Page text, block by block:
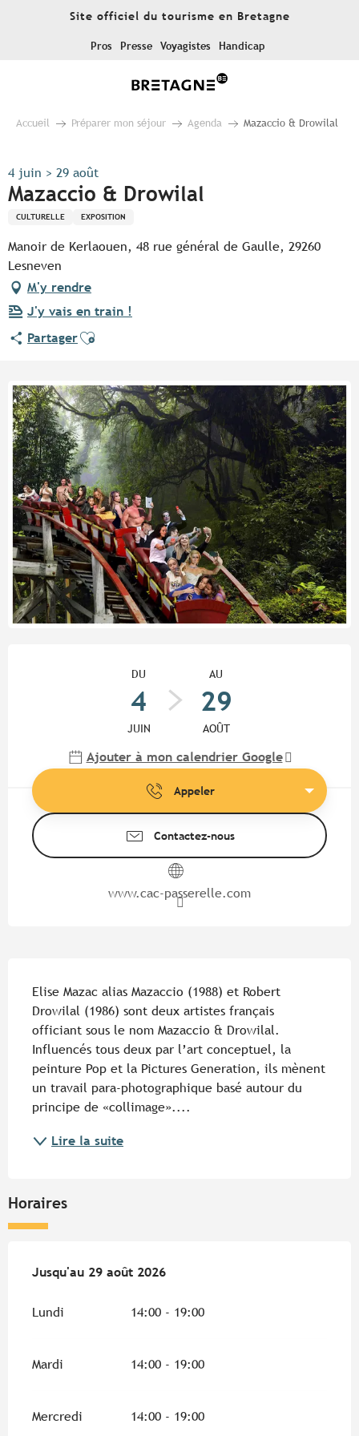
Site officiel du tourisme en Bretagne
Pros Presse Voyagistes Handicap
Accueil Préparer mon séjour Agenda Mazaccio & Drowilal
4 juin > 29 août
Mazaccio & Drowilal
CULTURELLE EXPOSITION
Manoir de Kerlaouen, 48 rue général de Gaulle, 29260
Lesneven
M'y rendre
J'y vais en train !
PartagerAjouter aux favoris
DU
4
JUIN
AU
29
AOÛT
Ajouter à mon calendrier Google
Appeler
Contactez-nous
www.cac-passerelle.com
Elise Mazac alias Mazaccio (1988) et Robert
Drowilal (1986) sont deux artistes français
officiant sous le nom Mazaccio & Drowilal.
Influencés tous deux par l’art conceptuel, la
peinture Pop et la Pictures Generation, ils mènent
un travail para-photographique basé autour du
principe de «collimage»....
Lire la suite
Horaires
Du4 juin 2026au 29 août 2026
Jusqu'au 29 août 2026
Lundi 14:00 - 19:00
Mardi 14:00 - 19:00
Mercredi 14:00 - 19:00